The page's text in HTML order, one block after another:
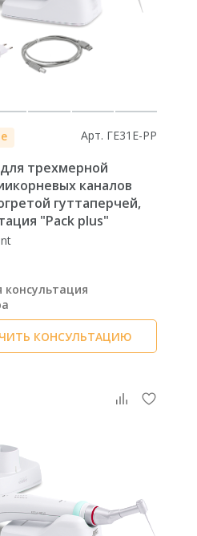
Арт. ГЕ31E-PP
трехмерной
каналов
гуттаперчей,
"Pack plus"
консультация
КОНСУЛЬТАЦИЮ